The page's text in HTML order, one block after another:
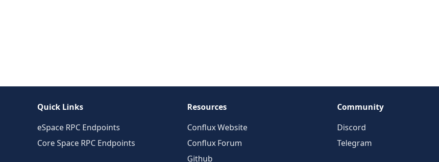
Quick Links
eSpace RPC Endpoints
Core Space RPC Endpoints
Resources
Conflux Website
Conflux Forum
Github
Community
Discord
Telegram